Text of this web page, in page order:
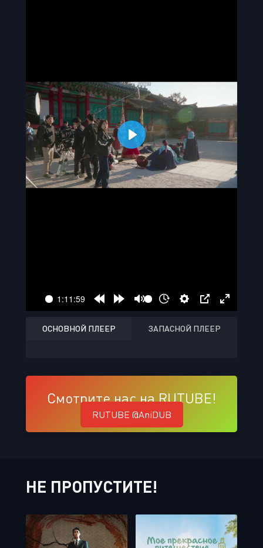
ОСНОВНОЙ ПЛЕЕР ЗАПАСНОЙ ПЛЕЕР
Смотрите нас на RUTUBE!
RUTUBE @AniDUB
НЕ ПРОПУСТИТЕ!